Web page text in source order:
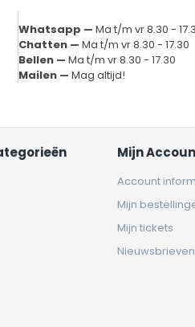
Whatsapp —Ma t/m vr 8.30 -
Chatten —Ma t/m vr 8.30 - 17.30
Bellen —Ma t/m vr 8.30 - 17.30
Mailen —Mag altijd!
Mijn
Account
Mijn
Mijn tickets
Nieuwsbrieven